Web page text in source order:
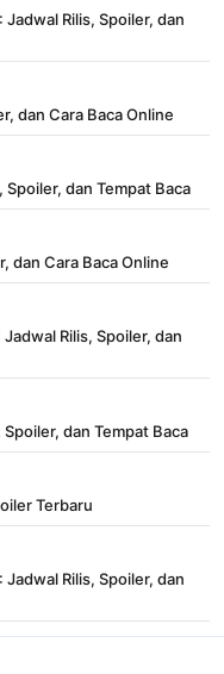
Rilis, Spoiler, dan
dan Cara Baca Online
dan Tempat Baca
dan Cara Baca Online
Rilis, Spoiler, dan
dan Tempat Baca
Terbaru
Rilis, Spoiler, dan